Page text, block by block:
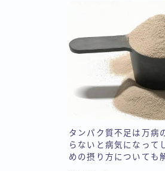
タンパク質不足は万病
らないと病気になって
めの摂り方についても